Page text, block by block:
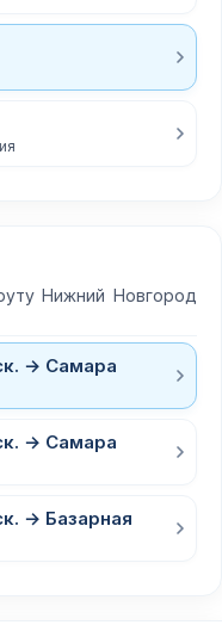
Нижний Новгород
→ Самара
→ Самара
→ Базарная